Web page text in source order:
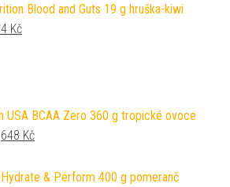
Blood and Guts 19 g hruška-kiwi
cena byla: 41 Kč.
KčAktuální cena je: 34 Kč.
USA BCAA Zero 360 g tropické ovoce
Původní cena byla: 699 Kč.
648 KčAktuální cena je: 648 Kč.
& Perform 400 g pomeranč